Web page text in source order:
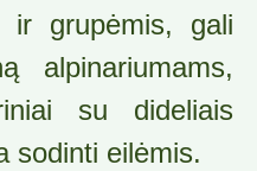
ir grupėmis, gali
alpinariumams,
su dideliais
sodinti eilėmis.